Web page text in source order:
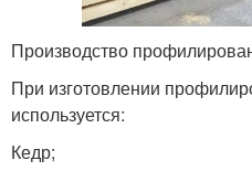
Производство
При изготовлении
используется:
Кедр;